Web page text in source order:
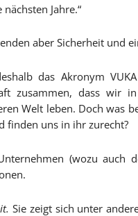
Jahre.“
aber Sicherheit und
das Akronym
zusammen, dass wir
Welt leben. Doch was
finden uns in ihr zurecht?
(wozu auch
Sie zeigt sich unter